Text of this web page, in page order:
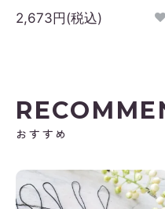
2,673円(税込)
おすすめ